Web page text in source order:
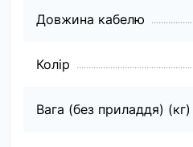
Довжина кабелю
Колір
Вага (без приладдя) (кг)